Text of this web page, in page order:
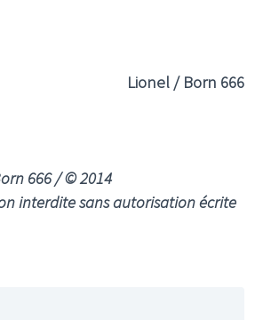
Lionel / Born 666
666 / © 2014
interdite sans autorisation écrite